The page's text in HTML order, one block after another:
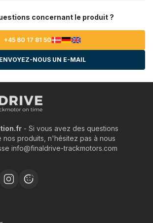
concernant le produit ?
+45 60 17 81 50
ENVOYEZ-NOUS UN E-MAIL
- Si vous avez des questions
produits, n'hésitez pas à nous
info@finaldrive-trackmotors.com